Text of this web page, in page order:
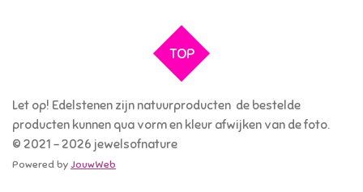
TOP
Let op! Edelstenen zijn natuurproducten de bestelde
producten kunnen qua vorm en kleur afwijken van de foto.
© 2021 - 2026 jewelsofnature
Powered by JouwWeb